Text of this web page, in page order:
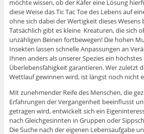
möchte wissen, ob der Käfer eine Lösung
diese Weise das Tic Tac Toe des Lebens auf
ohne sich dabei der Wertigkeit dieses Wesens
Tatsächlich gibt es kleine Kreaturen, die sich
unzähligen Beinen fortbewegen! Die hohen
Insekten lassen schnelle Anpassungen an
Ihnen anders als unserer Spezies ein höchstes
Überlebensfähigkeit garantieren. Wer zuletzt
Wettlauf gewinnen wird, ist längst noch nicht
Mit zunehmender Reife des Menschen, die
Erfahrungen der Vergangenheit beeinflusst
getragen wird, entwickelt sich ein
nach Gleichgesinnten in Gruppen oder
Die Suche nach der eigenen Lebensaufgabe